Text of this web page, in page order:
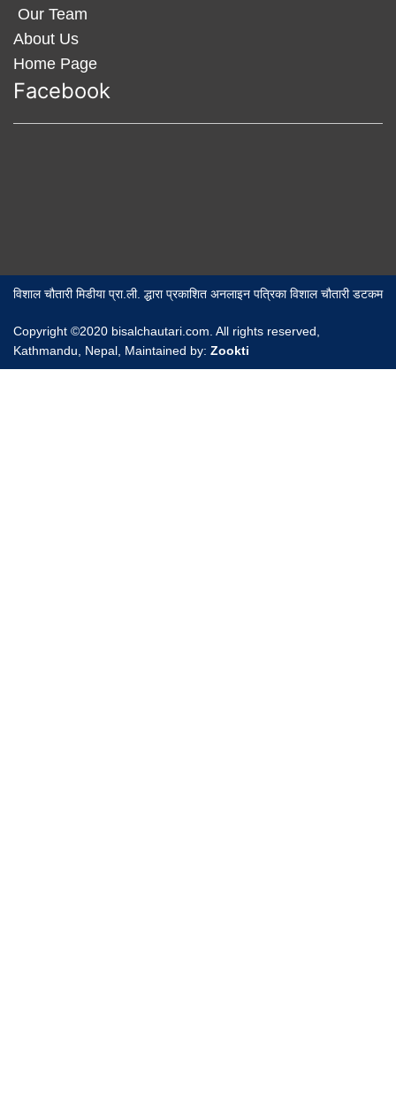
Our Team
About Us
Home Page
Facebook
विशाल चौतारी मिडीया प्रा.ली. द्धारा प्रकाशित अनलाइन पत्रिका विशाल चौतारी डटकम
Copyright ©2020 bisalchautari.com. All rights reserved,
Kathmandu, Nepal, Maintained by: Zookti